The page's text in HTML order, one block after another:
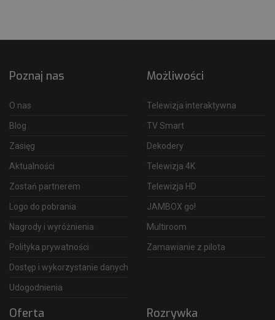
Poznaj nas
O nas
Blog
Zasięg
Aktualności
Zostań partnerem
Logo do pobrania
Nagrody i wyróżnienia
Polityka prywatności
Dostęp i wykorzystanie danych
Udogodnienia
Możliwości
Telewizja interaktywna
TV Smart
Dekodery
Telewizja 4K
Telewizja HD
JAMBOX go!
Multiroom
Zamawianie z pilota
Oferta Rozrywka